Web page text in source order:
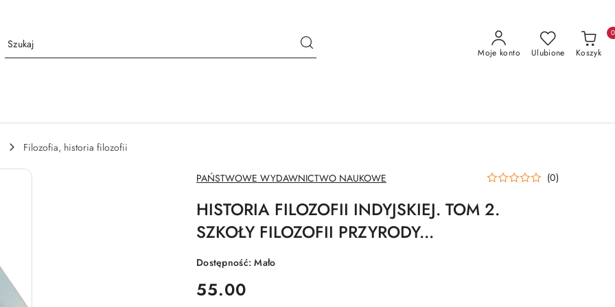
Moje konto Ulubione Koszyk
0
Filozofia, historia filozofii
NAZWA
PRODUCENTA:
PAŃSTWOWE WYDAWNICTWO NAUKOWE (0)
HISTORIA FILOZOFII INDYJSKIEJ. TOM 2.
SZKOŁY FILOZOFII PRZYRODY...
Dostępność:Mało
cena:
55.00